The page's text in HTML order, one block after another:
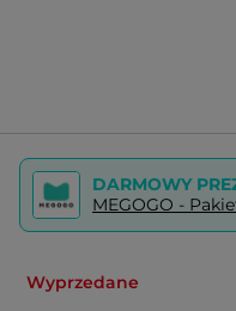
DARMOWY
MEGOGO -
Wyprzedane